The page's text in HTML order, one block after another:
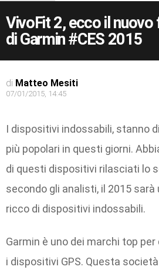
VivoFit 2, ecco il
di Garmin #CES 2015
di Matteo Mesiti
07/01/2015, 14:45
I dispositivi indossabili, stanno
più popolari in questi giorni.
di questi dispositivi rilasciati lo
secondo gli analisti, il 2015 sarà
ricco di dispositivi indossabili.
Garmin è uno dei marchi top
i dispositivi GPS. Questa